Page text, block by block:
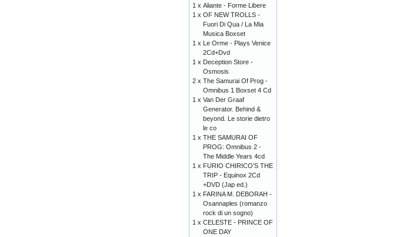
1 x Aliante - Forme Libere
1 x OF NEW TROLLS -
Fuori Di Qua / La Mia
Musica Boxset
1 x Le Orme - Plays Venice
2Cd+Dvd
1 x Deception Store -
Osmosis
2 x The Samurai Of Prog -
Omnibus 1 Boxset 4 Cd
1 x Van Der Graaf
Generator. Behind &
beyond. Le storie dietro
le co
1 x THE SAMURAI OF
PROG: Omnibus 2 -
The Middle Years 4cd
1 x FURIO CHIRICO’S THE
TRIP - Equinox 2Cd
+DVD (Jap ed.)
1 x FARINA M. DEBORAH -
Osannaples (romanzo
rock di un sogno)
1 x CELESTE - PRINCE OF
ONE DAY